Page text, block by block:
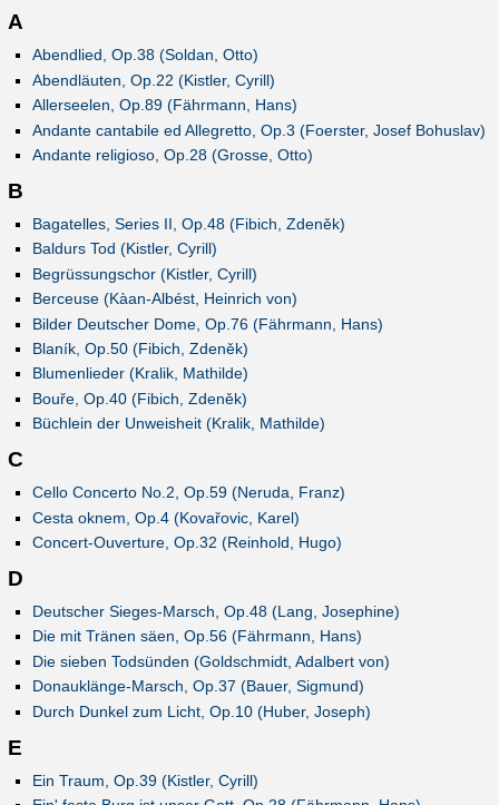
A
Abendlied, Op.38 (Soldan, Otto)
Abendläuten, Op.22 (Kistler, Cyrill)
Allerseelen, Op.89 (Fährmann, Hans)
Andante cantabile ed Allegretto, Op.3 (Foerster, Josef Bohuslav)
Andante religioso, Op.28 (Grosse, Otto)
B
Bagatelles, Series II, Op.48 (Fibich, Zdeněk)
Baldurs Tod (Kistler, Cyrill)
Begrüssungschor (Kistler, Cyrill)
Berceuse (Kàan-Albést, Heinrich von)
Bilder Deutscher Dome, Op.76 (Fährmann, Hans)
Blaník, Op.50 (Fibich, Zdeněk)
Blumenlieder (Kralik, Mathilde)
Bouře, Op.40 (Fibich, Zdeněk)
Büchlein der Unweisheit (Kralik, Mathilde)
C
Cello Concerto No.2, Op.59 (Neruda, Franz)
Cesta oknem, Op.4 (Kovařovic, Karel)
Concert-Ouverture, Op.32 (Reinhold, Hugo)
D
Deutscher Sieges-Marsch, Op.48 (Lang, Josephine)
Die mit Tränen säen, Op.56 (Fährmann, Hans)
Die sieben Todsünden (Goldschmidt, Adalbert von)
Donauklänge-Marsch, Op.37 (Bauer, Sigmund)
Durch Dunkel zum Licht, Op.10 (Huber, Joseph)
E
Ein Traum, Op.39 (Kistler, Cyrill)